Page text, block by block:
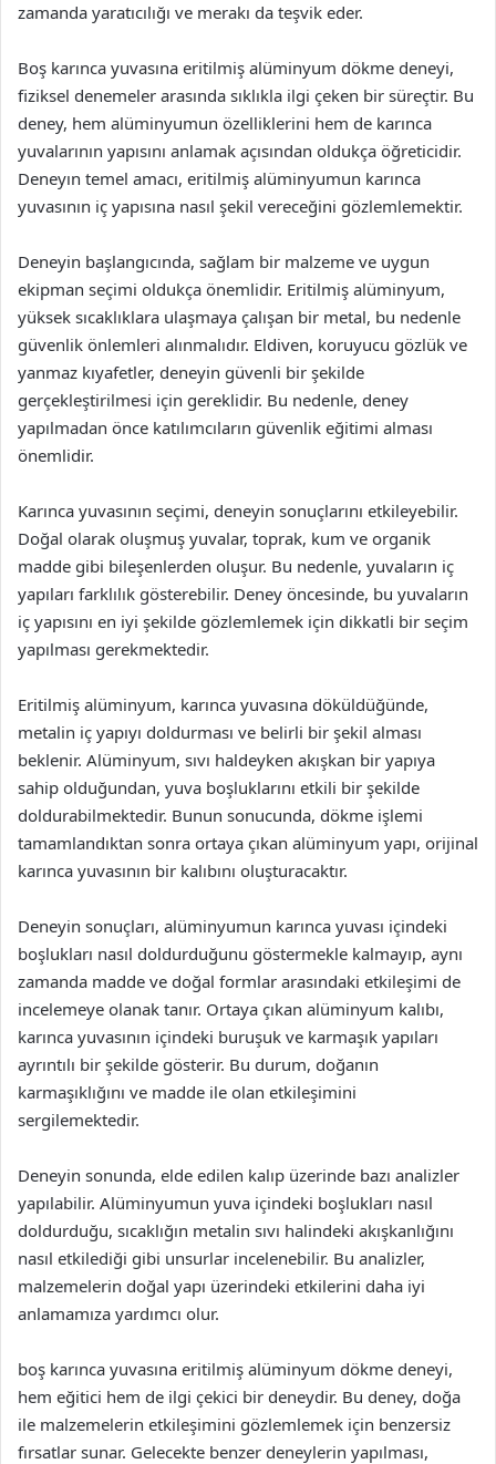
zamanda yaratıcılığı ve merakı da teşvik eder.
Boş karınca yuvasına eritilmiş alüminyum dökme deneyi,
fiziksel denemeler arasında sıklıkla ilgi çeken bir süreçtir. Bu
deney, hem alüminyumun özelliklerini hem de karınca
yuvalarının yapısını anlamak açısından oldukça öğreticidir.
Deneyın temel amacı, eritilmiş alüminyumun karınca
yuvasının iç yapısına nasıl şekil vereceğini gözlemlemektir.
Deneyin başlangıcında, sağlam bir malzeme ve uygun
ekipman seçimi oldukça önemlidir. Eritilmiş alüminyum,
yüksek sıcaklıklara ulaşmaya çalışan bir metal, bu nedenle
güvenlik önlemleri alınmalıdır. Eldiven, koruyucu gözlük ve
yanmaz kıyafetler, deneyin güvenli bir şekilde
gerçekleştirilmesi için gereklidir. Bu nedenle, deney
yapılmadan önce katılımcıların güvenlik eğitimi alması
önemlidir.
Karınca yuvasının seçimi, deneyin sonuçlarını etkileyebilir.
Doğal olarak oluşmuş yuvalar, toprak, kum ve organik
madde gibi bileşenlerden oluşur. Bu nedenle, yuvaların iç
yapıları farklılık gösterebilir. Deney öncesinde, bu yuvaların
iç yapısını en iyi şekilde gözlemlemek için dikkatli bir seçim
yapılması gerekmektedir.
Eritilmiş alüminyum, karınca yuvasına döküldüğünde,
metalin iç yapıyı doldurması ve belirli bir şekil alması
beklenir. Alüminyum, sıvı haldeyken akışkan bir yapıya
sahip olduğundan, yuva boşluklarını etkili bir şekilde
doldurabilmektedir. Bunun sonucunda, dökme işlemi
tamamlandıktan sonra ortaya çıkan alüminyum yapı, orijinal
karınca yuvasının bir kalıbını oluşturacaktır.
Deneyin sonuçları, alüminyumun karınca yuvası içindeki
boşlukları nasıl doldurduğunu göstermekle kalmayıp, aynı
zamanda madde ve doğal formlar arasındaki etkileşimi de
incelemeye olanak tanır. Ortaya çıkan alüminyum kalıbı,
karınca yuvasının içindeki buruşuk ve karmaşık yapıları
ayrıntılı bir şekilde gösterir. Bu durum, doğanın
karmaşıklığını ve madde ile olan etkileşimini
sergilemektedir.
Deneyin sonunda, elde edilen kalıp üzerinde bazı analizler
yapılabilir. Alüminyumun yuva içindeki boşlukları nasıl
doldurduğu, sıcaklığın metalin sıvı halindeki akışkanlığını
nasıl etkilediği gibi unsurlar incelenebilir. Bu analizler,
malzemelerin doğal yapı üzerindeki etkilerini daha iyi
anlamamıza yardımcı olur.
boş karınca yuvasına eritilmiş alüminyum dökme deneyi,
hem eğitici hem de ilgi çekici bir deneydir. Bu deney, doğa
ile malzemelerin etkileşimini gözlemlemek için benzersiz
fırsatlar sunar. Gelecekte benzer deneylerin yapılması,